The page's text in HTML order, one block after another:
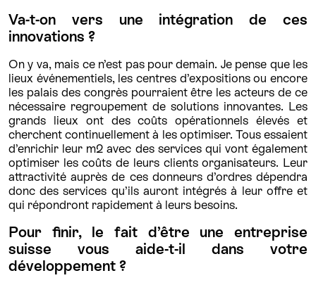
Va-t-on vers une intégration de ces
innovations ?
On y va, mais ce n’est pas pour demain. Je pense que les
lieux événementiels, les centres d’expositions ou encore
les palais des congrès pourraient être les acteurs de ce
nécessaire regroupement de solutions innovantes. Les
grands lieux ont des coûts opérationnels élevés et
cherchent continuellement à les optimiser. Tous essaient
d’enrichir leur m2 avec des services qui vont également
optimiser les coûts de leurs clients organisateurs. Leur
attractivité auprès de ces donneurs d’ordres dépendra
donc des services qu’ils auront intégrés à leur offre et
qui répondront rapidement à leurs besoins.
Pour finir, le fait d’être une entreprise
suisse vous aide-t-il dans votre
développement ?